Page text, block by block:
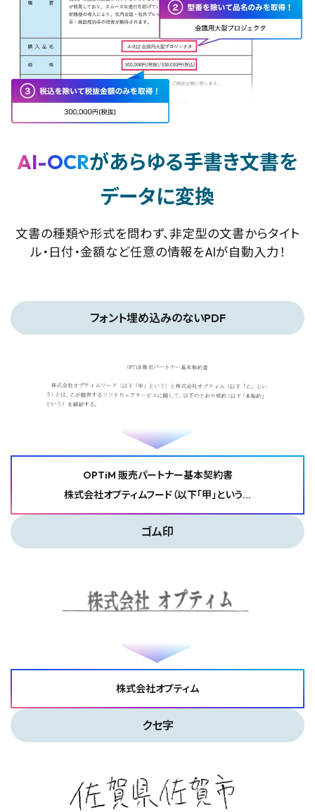
AI-OCRがあらゆる手書き文書を
データに変換
文書の種類や形式を問わず、非定型の文書からタイト
ル・日付・金額など任意の情報をAIが自動入力！
フォント埋め込みのないPDF
OPTiM 販売パートナー基本契約書
株式会社オプティムフード（以下「甲」という…
ゴム印
株式会社オプティム
クセ字